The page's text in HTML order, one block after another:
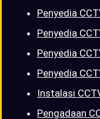
Penyedia
Penyedia
Penyedia
Penyedia
Instalasi
Pengadaan